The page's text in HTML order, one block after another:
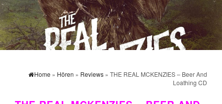
Home » Hören » Reviews » THE REAL MCKENZIES – Beer And
Loathing CD